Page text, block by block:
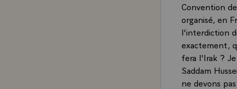
Convention
organisé, en
l'interdiction
exactement,
fera l'Irak ? Je
Saddam
ne devons